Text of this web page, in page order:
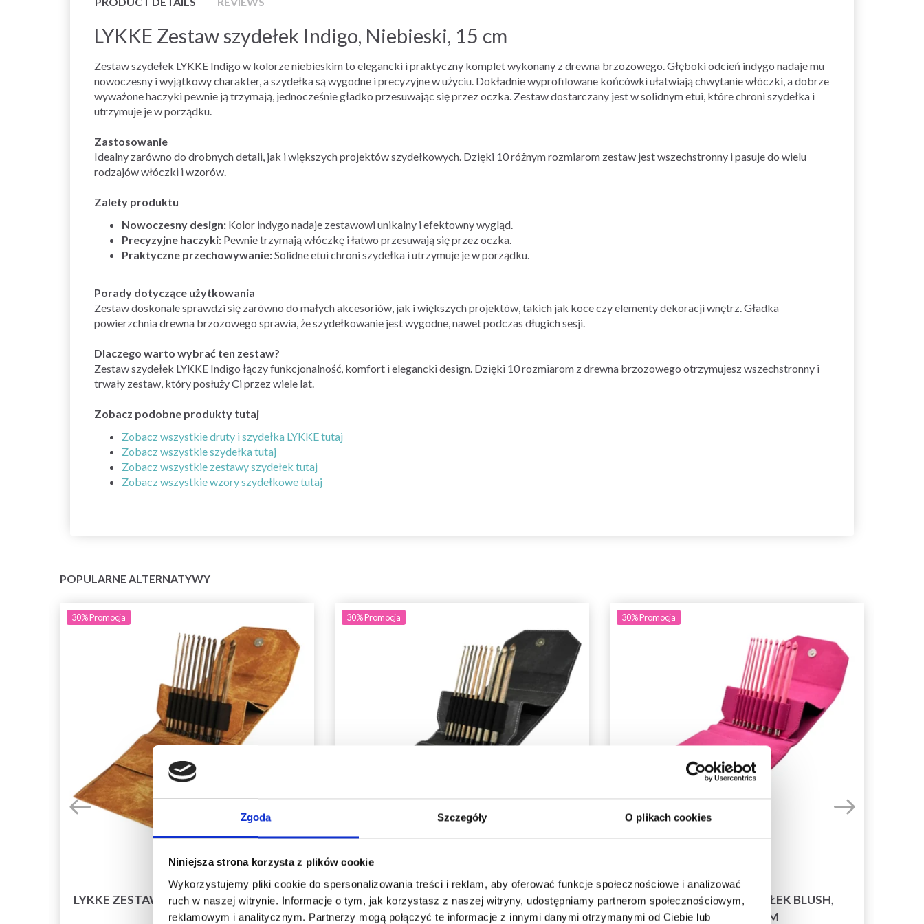
Zgoda Szczegóły O plikach cookies
Niniejsza strona korzysta z plików cookie
Wykorzystujemy pliki cookie do spersonalizowania treści i reklam, aby oferować funkcje społecznościowe i analizować
ruch w naszej witrynie. Informacje o tym, jak korzystasz z naszej witryny, udostępniamy partnerom społecznościowym,
reklamowym i analitycznym. Partnerzy mogą połączyć te informacje z innymi danymi otrzymanymi od Ciebie lub
LYKKE Zestaw szydełek Indigo, Niebieski, 15 cm
Zestaw szydełek LYKKE Indigo w kolorze niebieskim to elegancki i praktyczny komplet wykonany z drewna brzozowego. Głęboki odcień indygo nadaje mu
nowoczesny i wyjątkowy charakter, a szydełka są wygodne i precyzyjne w użyciu. Dokładnie wyprofilowane końcówki ułatwiają chwytanie włóczki, a dobrze
wyważone haczyki pewnie ją trzymają, jednocześnie gładko przesuwając się przez oczka. Zestaw dostarczany jest w solidnym etui, które chroni szydełka i
utrzymuje je w porządku.
Zastosowanie
Idealny zarówno do drobnych detali, jak i większych projektów szydełkowych. Dzięki 10 różnym rozmiarom zestaw jest wszechstronny i pasuje do wielu
rodzajów włóczki i wzorów.
Zalety produktu
Nowoczesny design: Kolor indygo nadaje zestawowi unikalny i efektowny wygląd.
Precyzyjne haczyki: Pewnie trzymają włóczkę i łatwo przesuwają się przez oczka.
Praktyczne przechowywanie:Solidne etui chroni szydełka i utrzymuje je w porządku.
Porady dotyczące użytkowania
Zestaw doskonale sprawdzi się zarówno do małych akcesoriów, jak i większych projektów, takich jak koce czy elementy dekoracji wnętrz. Gładka
powierzchnia drewna brzozowego sprawia, że szydełkowanie jest wygodne, nawet podczas długich sesji.
Dlaczego warto wybrać ten zestaw?
Zestaw szydełek LYKKE Indigo łączy funkcjonalność, komfort i elegancki design. Dzięki 10 rozmiarom z drewna brzozowego otrzymujesz wszechstronny i
trwały zestaw, który posłuży Ci przez wiele lat.
Zobacz podobne produkty tutaj
Zobacz wszystkie druty i szydełka LYKKE tutaj
Zobacz wszystkie szydełka tutaj
Zobacz wszystkie zestawy szydełek tutaj
Zobacz wszystkie wzory szydełkowe tutaj
POPULARNE ALTERNATYWY
30%Promocja
LYKKE ZESTAW SZYDEŁEK UMBER, TAN,
15 CM
30%Promocja
LYKKE ZESTAW SZYDEŁEK
DRIFTWOOD, SZARY, 15 CM
30%Promocja
LYKKE ZESTAW SZYDEŁEK BLUSH,
FUKSJA, 15 CM
Oszczędź nawet do 50%
Stań się częścią naszej społeczności